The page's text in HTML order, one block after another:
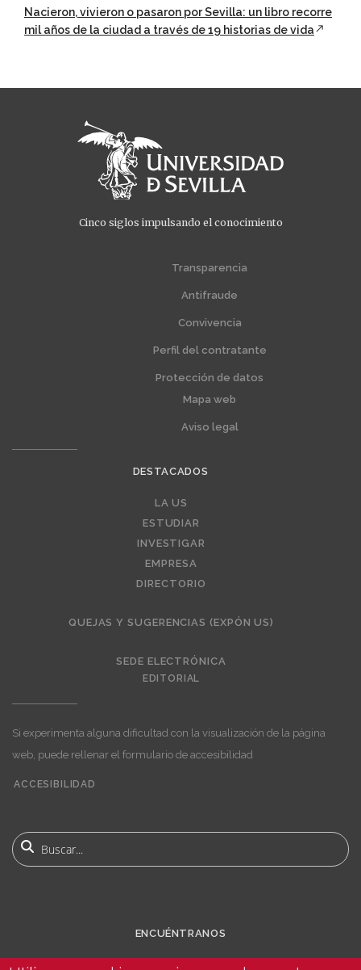
Nacieron, vivieron o pasaron por Sevilla: un libro recorre
mil años de la ciudad a través de 19 historias de vida
Cinco siglos impulsando el conocimiento
Transparencia
Antifraude
Convivencia
Perfil del contratante
Protección de datos
Mapa web
Aviso legal
DESTACADOS
LA US
ESTUDIAR
INVESTIGAR
EMPRESA
DIRECTORIO
QUEJAS Y SUGERENCIAS (EXPÓN US)
SEDE ELECTRÓNICA
EDITORIAL
Si experimenta alguna dificultad con la visualización de la página
web, puede rellenar el formulario de accesibilidad
account
menu
ACCESIBILIDAD
Buscar
ENCUÉNTRANOS